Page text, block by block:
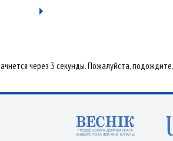
через 3 секунды. Пожалуйста, подождите.